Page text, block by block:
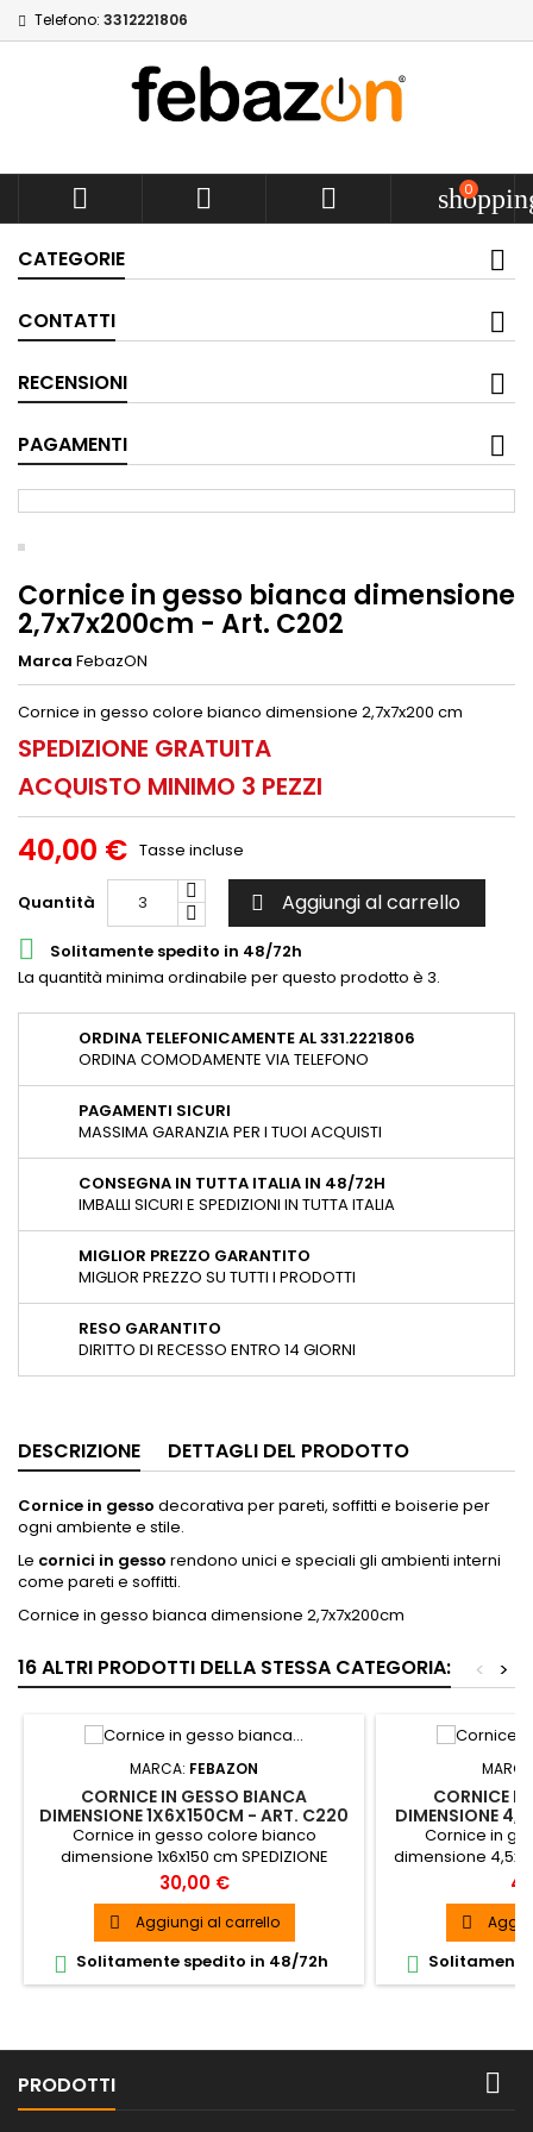
Telefono: 3312221806
   0
CATEGORIE
CONTATTI
RECENSIONI
PAGAMENTI
Cornice in gesso bianca dimensione
2,7x7x200cm - Art. C202
Marca FebazON
Cornice in gesso colore bianco dimensione 2,7x7x200 cm
SPEDIZIONE GRATUITA
ACQUISTO MINIMO 3 PEZZI
40,00 € Tasse incluse
Quantità  Aggiungi al carrello

Solitamente spedito in 48/72h
La quantità minima ordinabile per questo prodotto è 3.
ORDINA TELEFONICAMENTE AL 331.2221806
ORDINA COMODAMENTE VIA TELEFONO
PAGAMENTI SICURI
MASSIMA GARANZIA PER I TUOI ACQUISTI
CONSEGNA IN TUTTA ITALIA IN 48/72H
IMBALLI SICURI E SPEDIZIONI IN TUTTA ITALIA
MIGLIOR PREZZO GARANTITO
MIGLIOR PREZZO SU TUTTI I PRODOTTI
RESO GARANTITO
DIRITTO DI RECESSO ENTRO 14 GIORNI
DESCRIZIONE DETTAGLI DEL PRODOTTO
Cornice in gesso decorativa per pareti, soffitti e boiserie per
ogni ambiente e stile.
Le cornici in gesso rendono unici e speciali gli ambienti interni
come pareti e soffitti.
Cornice in gesso bianca dimensione 2,7x7x200cm
16 ALTRI PRODOTTI DELLA STESSA CATEGORIA: >
<
MARCA: FEBAZON
CORNICE IN GESSO BIANCA
DIMENSIONE 1X6X150CM - ART. C220
Cornice in gesso colore bianco
dimensione 1x6x150 cm SPEDIZIONE
GRATUITA ACQUISTO MINIMO 3 PEZZI
Prezzo
30,00 €
 Aggiungi al carrello
 Solitamente spedito in 48/72h
CORNICE
DIMENSIONE
Cornice in
dimensione


PRODOTTI 